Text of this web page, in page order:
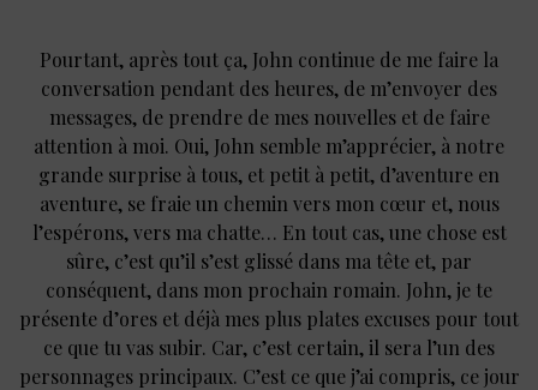
Pourtant, après tout ça, John continue de me faire la
conversation pendant des heures, de m’envoyer des
messages, de prendre de mes nouvelles et de faire
attention à moi. Oui, John semble m’apprécier, à notre
grande surprise à tous, et petit à petit, d’aventure en
aventure, se fraie un chemin vers mon cœur et, nous
l’espérons, vers ma chatte… En tout cas, une chose est
sûre, c’est qu’il s’est glissé dans ma tête et, par
conséquent, dans mon prochain romain. John, je te
présente d’ores et déjà mes plus plates excuses pour tout
ce que tu vas subir. Car, c’est certain, il sera l’un des
personnages principaux. C’est ce que j’ai compris, ce jour